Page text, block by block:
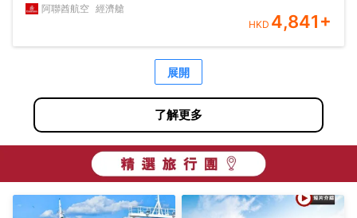
阿聯酋航空 經濟艙
HKD 4,841+
展開
了解更多